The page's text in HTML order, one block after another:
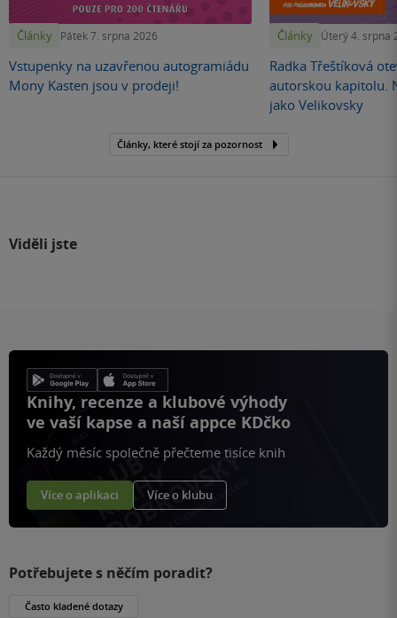
Články Pátek 7. srpna 2026
Vstupenky na uzavřenou autogramiádu
Mony Kasten jsou v prodeji!
Články Úterý 4. srpna
Radka Třeštíková
autorskou kapitolu.
jako Velikovsky
Články, které stojí za pozornost
Viděli jste
Knihy, recenze a klubové výhody
ve vaší kapse a naší appce KDčko
Každý měsíc společně přečteme tisíce knih
Více o aplikaci Více o klubu
Potřebujete s něčím poradit?
Často kladené dotazy